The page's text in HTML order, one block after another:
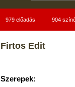
979 előadás 904
Firtos Edit
Szerepek: